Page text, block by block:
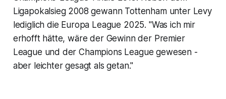
Ligapokalsieg 2008 gewann Tottenham unter Levy
lediglich die Europa League 2025. "Was ich mir
erhofft hätte, wäre der Gewinn der Premier
League und der Champions League gewesen -
aber leichter gesagt als getan."